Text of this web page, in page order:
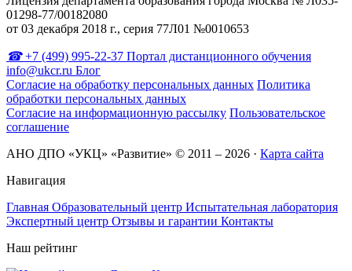
01298-77/00182080
от 03 декабря 2018 г., серия 77Л01 №0010653
+7 (499) 995-22-37 Портал дистанционного обучения
info@ukcr.ru Блог
Согласие на обработку персональных данных Политика
обработки персональных данных
Согласие на информационную рассылку Пользовательское
соглашение
АНО ДПО «УКЦ» «Развитие» © 2011 – 2026 · Карта сайта
Навигация
Главная Образовательный центр Испытательная лаборатория
Экспертный центр Отзывы и гарантии Контакты
Наш рейтинг